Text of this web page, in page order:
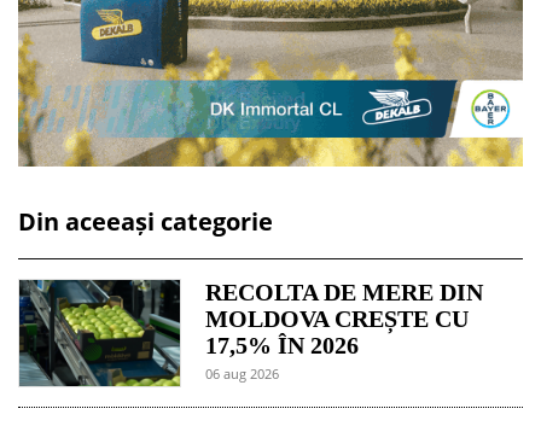
Din aceeași categorie
RECOLTA DE MERE DIN
MOLDOVA CREȘTE CU
17,5% ÎN 2026
06 aug 2026